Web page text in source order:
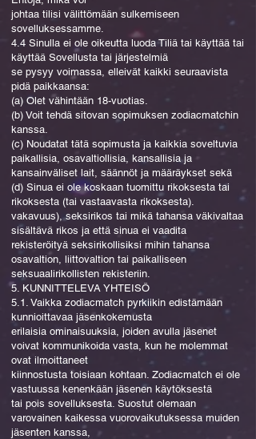
johtaa tilisi välittömään sulkemiseen
sovelluksessamme.
4.4 Sinulla ei ole oikeutta luoda Tiliä tai käyttää tai
käyttää Sovellusta tai järjestelmiä
se pysyy voimassa, elleivät kaikki seuraavista
pidä paikkaansa:
(a) Olet vähintään 18-vuotias.
(b) Voit tehdä sitovan sopimuksen zodiacmatchin
kanssa.
(c) Noudatat tätä sopimusta ja kaikkia soveltuvia
paikallisia, osavaltiollisia, kansallisia ja
kansainväliset lait, säännöt ja määräykset sekä
(d) Sinua ei ole koskaan tuomittu rikoksesta tai
rikoksesta (tai vastaavasta rikoksesta).
vakavuus), seksirikos tai mikä tahansa väkivaltaa
sisältävä rikos ja että sinua ei vaadita
rekisteröityä seksirikollisiksi mihin tahansa
osavaltion, liittovaltion tai paikalliseen
seksuaalirikollisten rekisteriin.
5. KUNNITTELEVA YHTEISÖ
5.1. Vaikka zodiacmatch pyrkiikin edistämään
kunnioittavaa jäsenkokemusta
erilaisia ominaisuuksia, joiden avulla jäsenet
voivat kommunikoida vasta, kun he molemmat
ovat ilmoittaneet
kiinnostusta toisiaan kohtaan. Zodiacmatch ei ole
vastuussa kenenkään jäsenen käytöksestä
tai pois sovelluksesta. Suostut olemaan
varovainen kaikessa vuorovaikutuksessa muiden
jäsenten kanssa,